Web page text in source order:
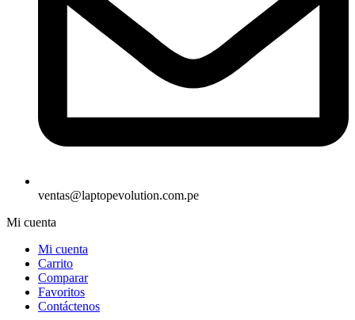
ventas@laptopevolution.com.pe
Mi cuenta
Mi cuenta
Carrito
Comparar
Favoritos
Contáctenos